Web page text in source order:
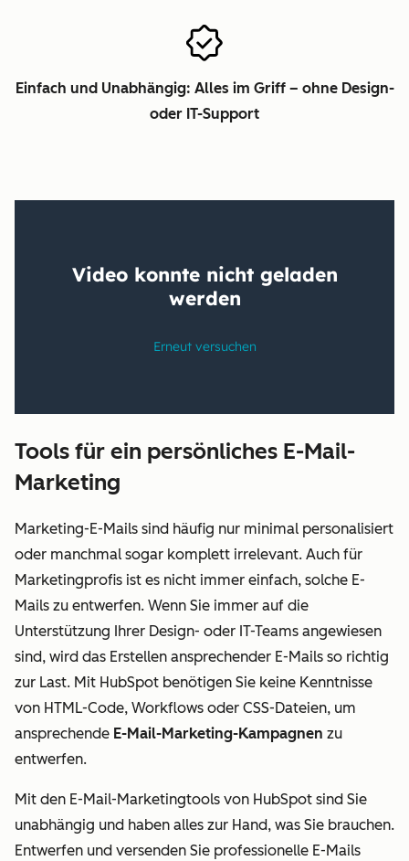
Einfach und Unabhängig: Alles im Griff – ohne Design-
oder IT-Support
Tools für ein persönliches E-Mail-
Marketing
Marketing-E-Mails sind häufig nur minimal personalisiert
oder manchmal sogar komplett irrelevant. Auch für
Marketingprofis ist es nicht immer einfach, solche E-
Mails zu entwerfen. Wenn Sie immer auf die
Unterstützung Ihrer Design- oder IT-Teams angewiesen
sind, wird das Erstellen ansprechender E-Mails so richtig
zur Last. Mit HubSpot benötigen Sie keine Kenntnisse
von HTML-Code, Workflows oder CSS-Dateien, um
ansprechende E-Mail-Marketing-Kampagnen zu
entwerfen.
Mit den E-Mail-Marketingtools von HubSpot sind Sie
unabhängig und haben alles zur Hand, was Sie brauchen.
Entwerfen und versenden Sie professionelle E-Mails